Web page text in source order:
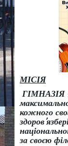
МІСІЯ
ГІМНАЗІЯ
кожного
здоров’
за своєю